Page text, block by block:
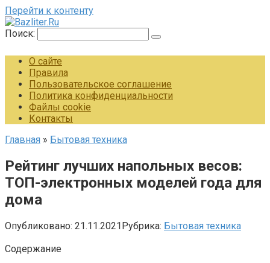
Перейти к контенту
Поиск:
О сайте
Правила
Пользовательское соглашение
Политика конфиденциальности
Файлы cookie
Контакты
Главная » Бытовая техника
Рейтинг лучших напольных весов:
ТОП-электронных моделей года для
дома
Опубликовано: 21.11.2021Рубрика: Бытовая техника
Содержание